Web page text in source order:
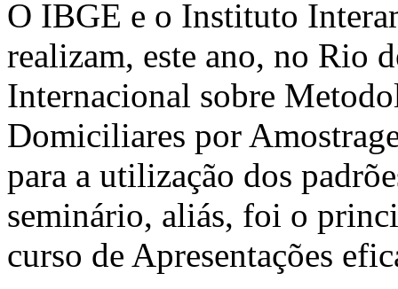
O IBGE e o Instituto
realizam, este ano, no Rio
Internacional sobre
Domiciliares por
para a utilização dos
seminário, aliás, foi o
curso de Apresentações